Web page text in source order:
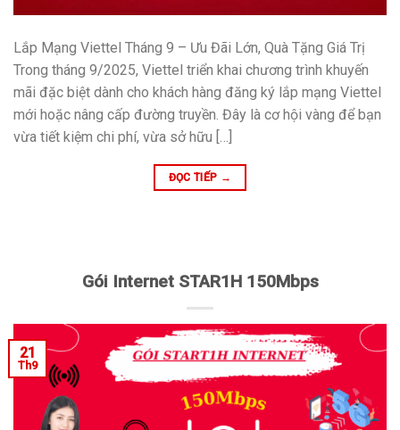
Lắp Mạng Viettel Tháng 9 – Ưu Đãi Lớn, Quà Tặng Giá Trị
Trong tháng 9/2025, Viettel triển khai chương trình khuyến
mãi đặc biệt dành cho khách hàng đăng ký lắp mạng Viettel
mới hoặc nâng cấp đường truyền. Đây là cơ hội vàng để bạn
vừa tiết kiệm chi phí, vừa sở hữu […]
ĐỌC TIẾP →
Gói Internet STAR1H 150Mbps
21
Th9